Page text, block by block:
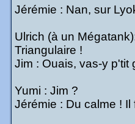
Jérémie : Nan, sur
Ulrich (à un
Triangulaire !
Jim : Ouais, vas-y p'tit
Yumi : Jim ?
Jérémie : Du calme !